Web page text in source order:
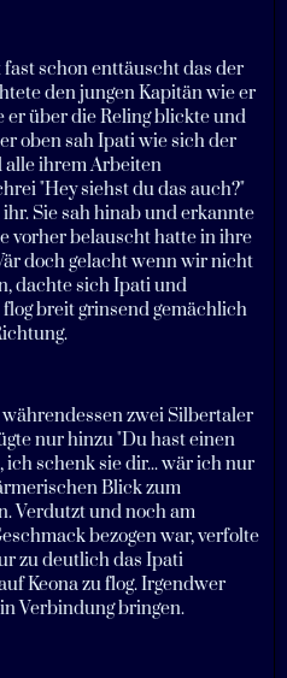
schon enttäuscht das der
den jungen Kapitän wie er
er über die Reling blickte und
oben sah Ipati wie sich der
alle ihrem Arbeiten
"Hey siehst du das auch?"
Sie sah hinab und erkannte
vorher belauscht hatte in ihre
doch gelacht wenn wir nicht
dachte sich Ipati und
breit grinsend gemächlich
zwei Silbertaler
nur hinzu "Du hast einen
schenk sie dir... wär ich nur
Blick zum
Verdutzt und noch am
bezogen war, verfolte
zu deutlich das Ipati
Keona zu flog. Irgendwer
Verbindung bringen.